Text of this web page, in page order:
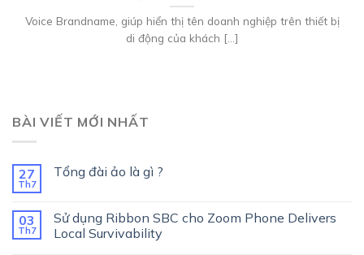
Voice Brandname, giúp hiển thị tên doanh nghiệp trên thiết bị
di động của khách [...]
BÀI VIẾT MỚI NHẤT
27
Th7
Tổng đài ảo là gì ?
03
Th7
Sử dụng Ribbon SBC cho Zoom Phone Delivers
Local Survivability